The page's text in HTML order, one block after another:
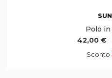
Polo
42,00 €
Sconto